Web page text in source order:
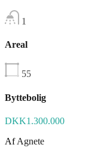
1
Areal
55
Byttebolig
DKK1.300.000
AfAgnete